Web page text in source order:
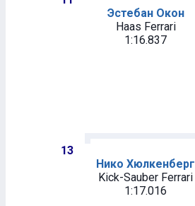
Эстебан Окон
Haas Ferrari
1:16.837
13
Нико Хюлкенберг
Kick-Sauber Ferrari
1:17.016